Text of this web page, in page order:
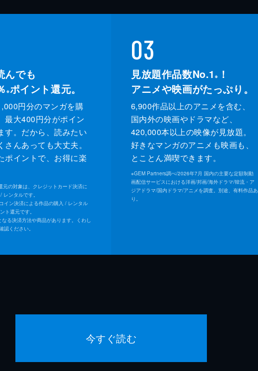
んでも
※ポイント還元。
円分のマンガを購
最大400円分がポイン
す。だから、読みたい
さんあっても大丈夫。
ポイントで、お得に楽
元の対象は、クレジットカード決済に
ンタルです。
イン決済による作品の購入 / レンタル
ト還元です。
なる決済方法や商品があります。くわし
認ください。
03
見放題作品数No.1 ※
！
アニメや映画がたっぷり。
6,900作品以上のアニメを含む、
国内外の映画やドラマなど、
420,000本以上の映像が見放題。
好きなマンガのアニメも映画も、
とことん満喫できます。
※GEM Partners調べ/2026年7⽉ 国内の主要な定額制動
画配信サービスにおける洋画/邦画/海外ドラマ/韓流・ア
ジアドラマ/国内ドラマ/アニメを調査。別途、有料作品あ
り。
今すぐ読む